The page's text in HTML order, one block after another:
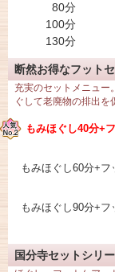
80分
100分
130分
断然お得なフット
充実のセットメニュー
ぐして老廃物の排出
もみほぐし40分+
もみほぐし60分+フ
もみほぐし90分+フ
国分寺セットシリ